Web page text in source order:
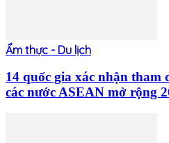
Ẩm thực - Du lịch
14 quốc gia xác nhận tham
các nước ASEAN mở rộng